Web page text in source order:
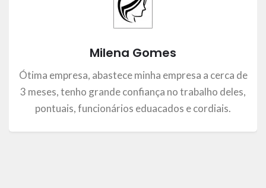
Milena Gomes
Ótima empresa, abastece minha empresa a cerca de
3 meses, tenho grande confiança no trabalho deles,
pontuais, funcionários eduacados e cordiais.